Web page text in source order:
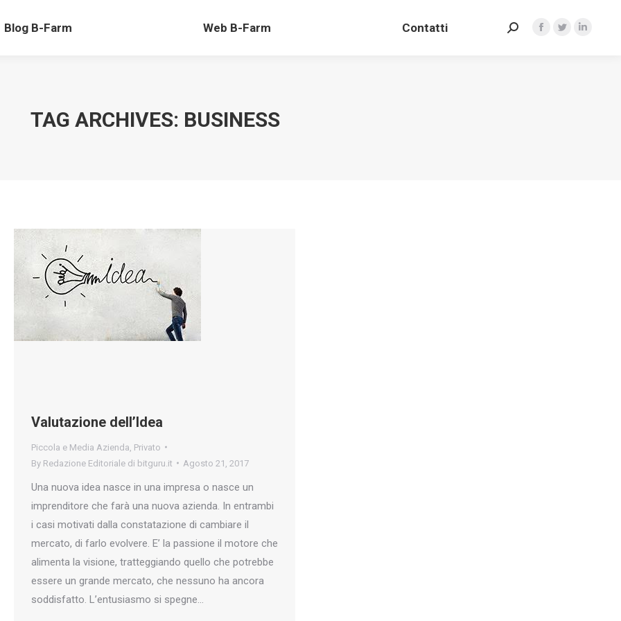
Blog B-Farm Web B-Farm Contatti Search:Facebook
TwitterLinkedin
TAG ARCHIVES: BUSINESS
Valutazione dell’Idea
Piccola e Media Azienda Privato
By Redazione Editoriale di bitguru.it Agosto 21, 2017
Una nuova idea nasce in una impresa o nasce un
imprenditore che farà una nuova azienda. In entrambi
i casi motivati dalla constatazione di cambiare il
mercato, di farlo evolvere. E’ la passione il motore che
alimenta la visione, tratteggiando quello che potrebbe
essere un grande mercato, che nessuno ha ancora
soddisfatto. L’entusiasmo si spegne…